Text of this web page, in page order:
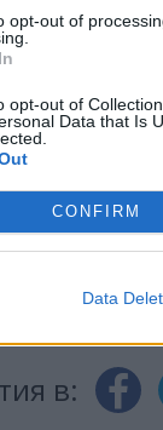
opt-out of
opt-out of
Data that Is
CONFIRM
Data
ВЪВ
в: